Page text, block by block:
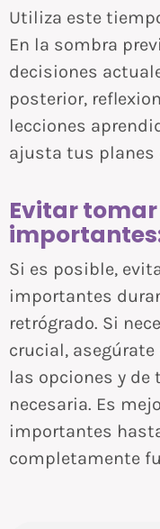
Utiliza este
En la sombra
decisiones
posterior,
lecciones
ajusta tus planes
Evitar
Si es posible,
importantes
retrógrado. Si
crucial,
las opciones y
necesaria. Es
importantes
completamente